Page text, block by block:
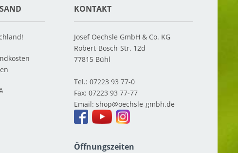
KONTAKT
Josef Oechsle GmbH & Co. KG
Robert-Bosch-Str. 12d
77815 Bühl
Tel.: 07223 93 77-0
Fax: 07223 93 77-77
Email: shop
Öffnungszeiten